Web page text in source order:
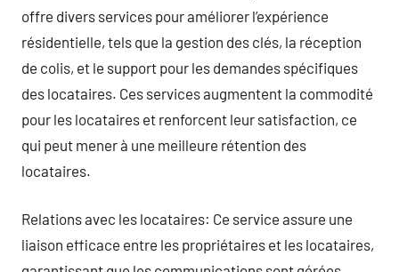
offre divers services pour améliorer l’expérience
résidentielle, tels que la gestion des clés, la réception
de colis, et le support pour les demandes spécifiques
des locataires. Ces services augmentent la commodité
pour les locataires et renforcent leur satisfaction, ce
qui peut mener à une meilleure rétention des
locataires.
Relations avec les locataires: Ce service assure une
liaison efficace entre les propriétaires et les locataires,